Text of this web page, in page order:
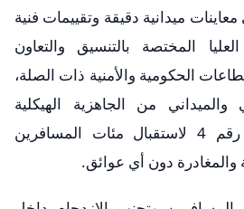
ميدانية دقيقة وتقييمات فنية
المختصة بالتنسيق والتعاون
الحكومية والأمنية ذات الصلة،
من الجاهزية الهيكلية
والتقنية التامة للمبنى رقم 4 لاستقبال مئات المسافرين
والمغادرة دون أي عوائق.